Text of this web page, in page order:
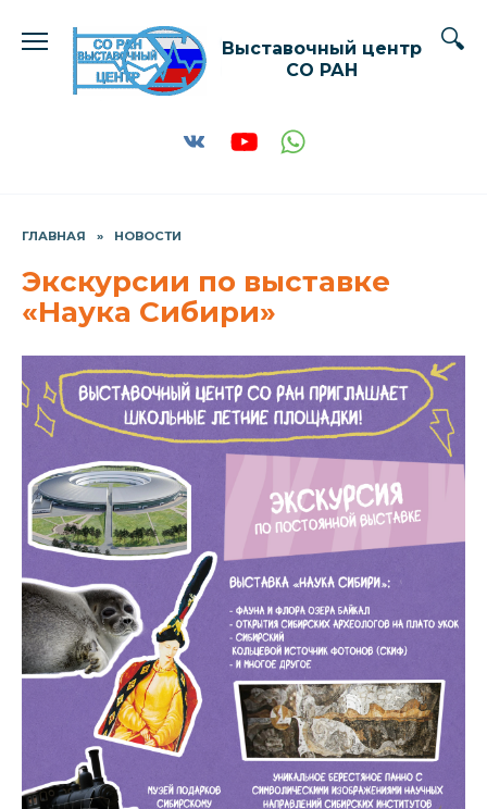
содержанию
Выставочный центр
СО РАН
ГЛАВНАЯ » НОВОСТИ
Экскурсии по выставке
«Наука Сибири»